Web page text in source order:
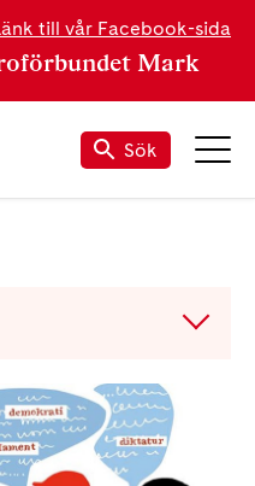
till vår Facebook-sida
Mark
Sök